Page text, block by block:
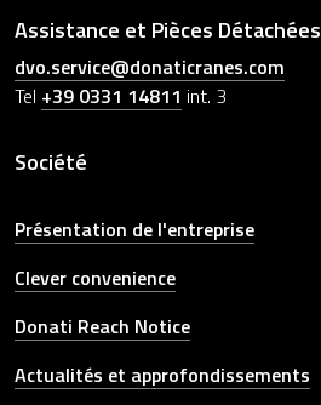
Assistance et Pièces Détachées
dvo.service@donaticranes.com
Tel +39 0331 14811 int. 3
Société
Présentation de l'entreprise
Clever convenience
Donati Reach Notice
Actualités et approfondissements